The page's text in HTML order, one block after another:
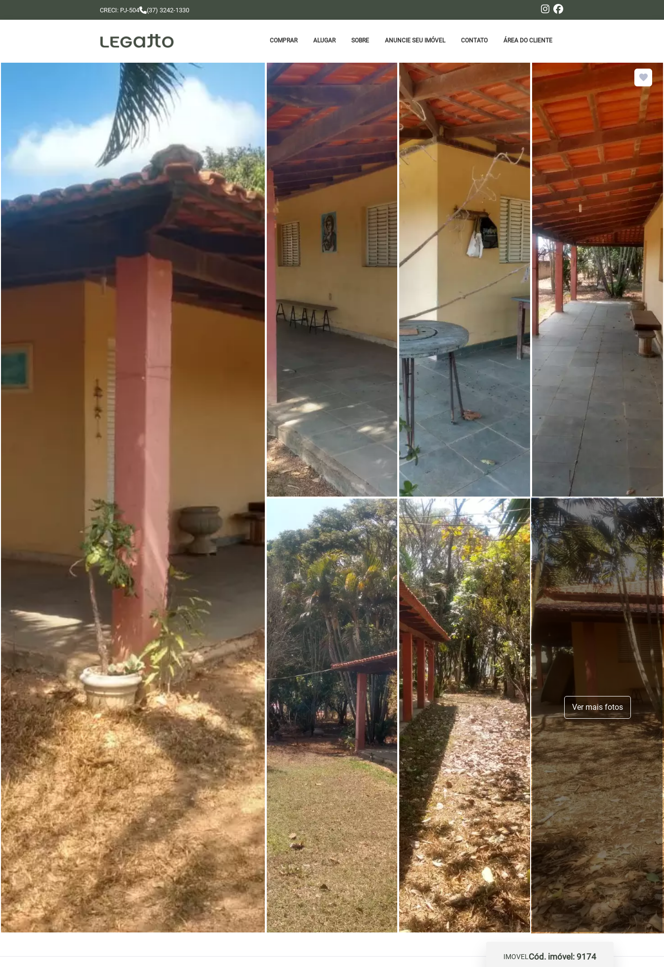
CRECI: PJ-504 (37) 3242-1330
COMPRAR ALUGAR SOBRE ANUNCIE SEU IMÓVEL CONTATO ÁREA DO CLIENTE
Ver mais fotos
IMOVELCód. imóvel: 9174